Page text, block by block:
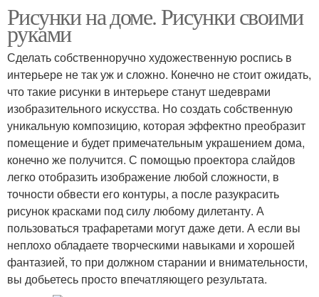
Рисунки на доме. Рисунки своими
руками
Сделать собственноручно художественную роспись в
интерьере не так уж и сложно. Конечно не стоит ожидать,
что такие рисунки в интерьере станут шедеврами
изобразительного искусства. Но создать собственную
уникальную композицию, которая эффектно преобразит
помещение и будет примечательным украшением дома,
конечно же получится. С помощью проектора слайдов
легко отобразить изображение любой сложности, в
точности обвести его контуры, а после разукрасить
рисунок красками под силу любому дилетанту. А
пользоваться трафаретами могут даже дети. А если вы
неплохо обладаете творческими навыками и хорошей
фантазией, то при должном старании и внимательности,
вы добьетесь просто впечатляющего результата.